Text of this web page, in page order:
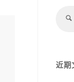
近期